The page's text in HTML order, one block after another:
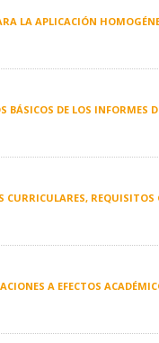
LA APLICACIÓN
BÁSICOS DE LOS INFORMES
CURRICULARES,
A EFECTOS